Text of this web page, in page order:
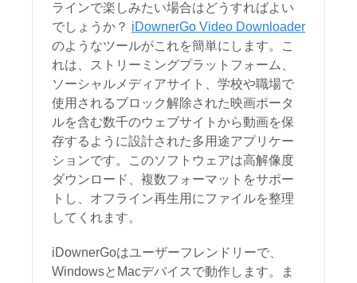
ラインで楽しみたい場合はどうすればよい
でしょうか？ iDownerGo Video Downloader
のようなツールがこれを簡単にします。こ
れは、ストリーミングプラットフォーム、
ソーシャルメディアサイト、学校や職場で
使用されるブロック解除された映画ポータ
ルを含む数千のウェブサイトから動画を保
存するように設計された多用途アプリケー
ションです。このソフトウェアは高解像度
ダウンロード、複数フォーマットをサポー
トし、オフライン再生用にファイルを整理
してくれます。
iDownerGoはユーザーフレンドリーで、
WindowsとMacデバイスで動作します。ま